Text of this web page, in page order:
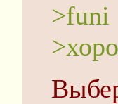
>funi